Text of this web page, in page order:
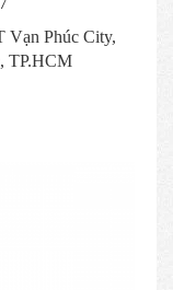
Vạn Phúc City,
TP.HCM